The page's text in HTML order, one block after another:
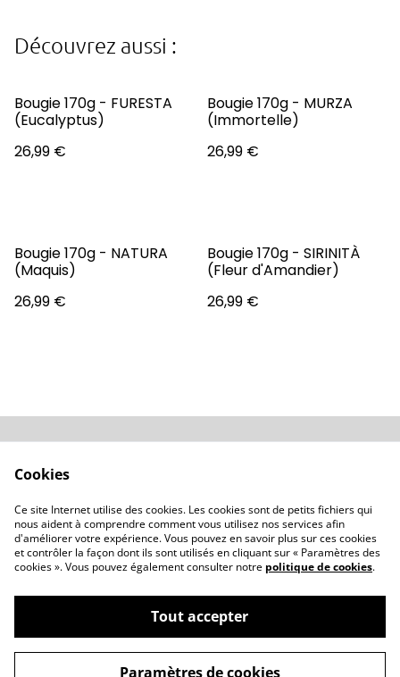
Découvrez aussi :
Bougie 170g - FURESTA
(Eucalyptus)
26,99 €
Bougie 170g - MURZA
(Immortelle)
26,99 €
Bougie 170g - NATURA
(Maquis)
26,99 €
Bougie 170g - SIRINITÀ
(Fleur d'Amandier)
26,99 €
Politique de cookies
Revendeurs
Contactez-nous
©2026OD'ORI - Parfumerie artisanale Corse
Cookies
Ce site Internet utilise des cookies. Les cookies sont de petits fichiers qui
nous aident à comprendre comment vous utilisez nos services afin
d'améliorer votre expérience. Vous pouvez en savoir plus sur ces cookies
et contrôler la façon dont ils sont utilisés en cliquant sur « Paramètres des
cookies ». Vous pouvez également consulter notre politique de cookies.
Tout accepter
Paramètres de cookies